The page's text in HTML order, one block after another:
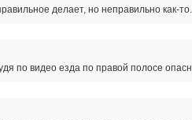
делает, но неправильно как-
по видео езда по правой полосе